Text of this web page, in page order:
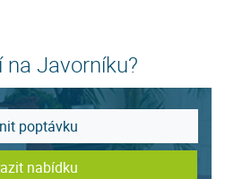
na Javorníku?
poptávku
nabídku